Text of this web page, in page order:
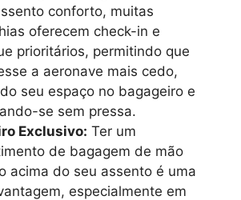
conforto, muitas
oferecem check-in e
prioritários, permitindo que
a aeronave mais cedo,
seu espaço no bagageiro e
se sem pressa.
Exclusivo: Ter um
de bagagem de mão
acima do seu assento é uma
especialmente em